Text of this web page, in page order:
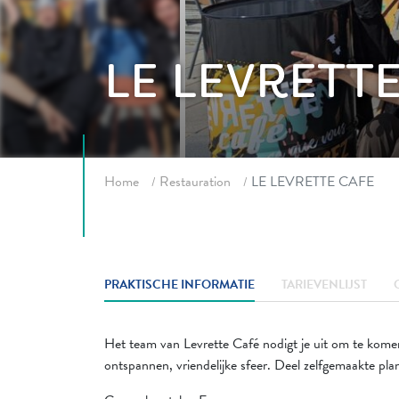
LE
Home Restauration LE LEVRETTE CAFE
PRAKTISCHE INFORMATIE TARIEVENLIJST
Het team van Levrette Café nodigt je uit om te
ontspannen, vriendelijke sfeer. Deel zelfgemaakte